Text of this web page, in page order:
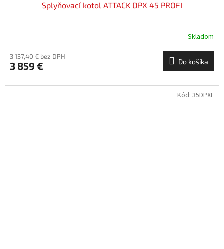
Splyňovací kotol ATTACK DPX 45 PROFI
Skladom
3 137,40 € bez DPH
3 859 € Do košíka
Kód: 35DPXL